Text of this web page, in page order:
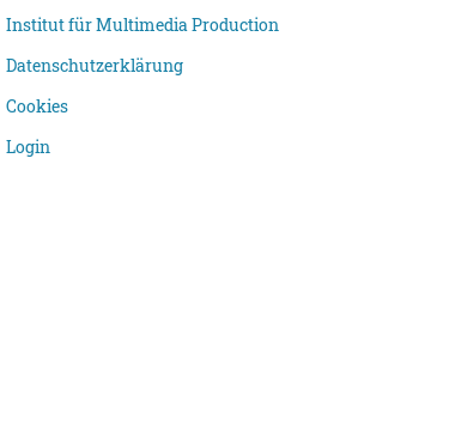
Institut für Multimedia Production
Datenschutzerklärung
Cookies
Login